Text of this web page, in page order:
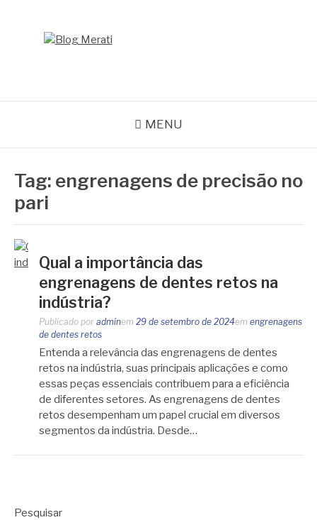
MENU
Tag: engrenagens de precisão no
pari
Qual a importância das
engrenagens de dentes retos na
indústria?
Publicado por adminem 29 de setembro de 2024em engrenagens
de dentes retos
Entenda a relevância das engrenagens de dentes
retos na indústria, suas principais aplicações e como
essas peças essenciais contribuem para a eficiência
de diferentes setores. As engrenagens de dentes
retos desempenham um papel crucial em diversos
segmentos da indústria. Desde…
Pesquisar